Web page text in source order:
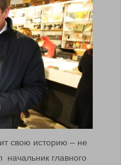
свою историю – не
главного